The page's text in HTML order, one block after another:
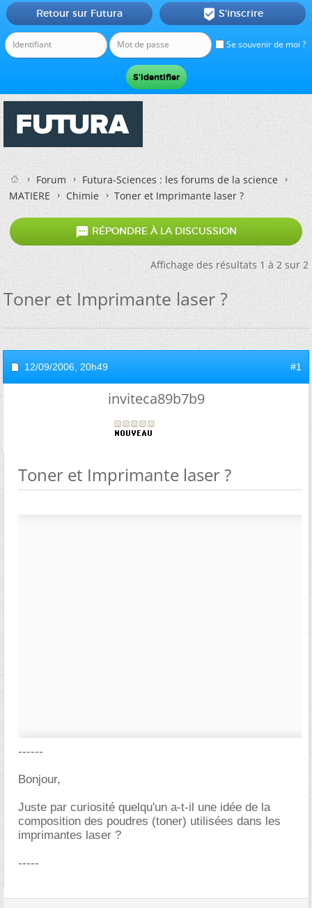
Se souvenir de moi ?
Retour sur Futura  S'inscrire
Forum
Futura-Sciences : les forums de la science
MATIERE
Chimie Toner et Imprimante laser ?
 RÉPONDRE À LA DISCUSSION
Affichage des résultats 1 à 2 sur 2
Toner et Imprimante laser ?
12/09/2006, 20h49 #1
inviteca89b7b9
Toner et Imprimante laser ?
------
Bonjour,
Juste par curiosité quelqu'un a-t-il une idée de la
composition des poudres (toner) utilisées dans les
imprimantes laser ?
-----